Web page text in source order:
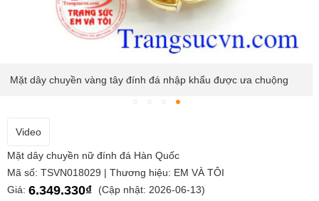
Mặt dây chuyền vàng tây đính đá nhập khẩu được ưa chuộng
Video
Mặt dây chuyền nữ đính đá Hàn Quốc
Mã số: TSVN018029 | Thương hiệu: EM VÀ TÔI
Giá: 6.349.330₫
(Cập nhật: 2026-06-13)